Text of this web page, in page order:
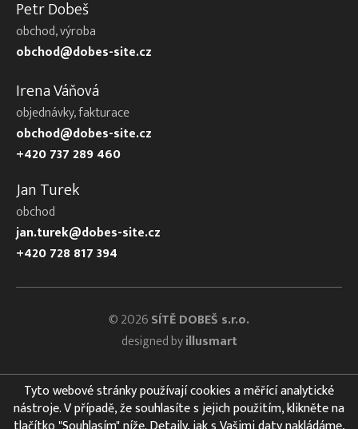
Petr Dobeš
obchod, výroba
obchod@dobes-site.cz
Irena Váňová
objednávky, fakturace
obchod@dobes-site.cz
+420 737 289 460
Jan Turek
obchod
jan.turek@dobes-site.cz
+420 728 817 394
© 2026SÍTĚ DOBEŠ s.r.o.
designed byillusmart
Tyto webové stránky používají cookies a měřící analytické
nástroje. V případě, že souhlasíte s jejich použitím, klikněte na